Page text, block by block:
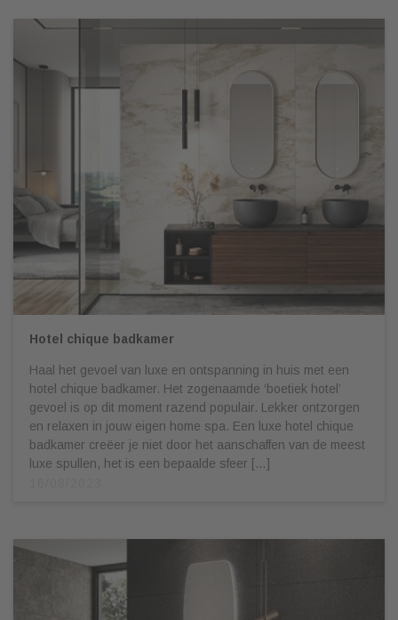
Hotel chique badkamer
Haal het gevoel van luxe en ontspanning in huis met een
hotel chique badkamer. Het zogenaamde ‘boetiek hotel’
gevoel is op dit moment razend populair. Lekker ontzorgen
en relaxen in jouw eigen home spa. Een luxe hotel chique
badkamer creëer je niet door het aanschaffen van de meest
luxe spullen, het is een bepaalde sfeer […]